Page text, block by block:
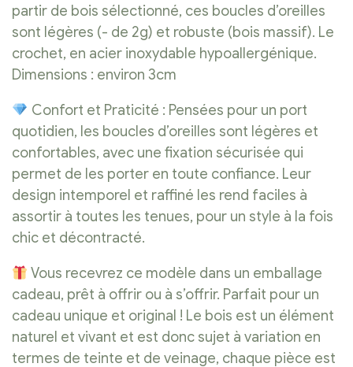
partir de bois sélectionné, ces boucles d’oreilles
sont légères (- de 2g) et robuste (bois massif). Le
crochet, en acier inoxydable hypoallergénique.
Dimensions : environ 3cm
Confort et Praticité : Pensées pour un port
quotidien, les boucles d’oreilles sont légères et
confortables, avec une fixation sécurisée qui
permet de les porter en toute confiance. Leur
design intemporel et raffiné les rend faciles à
assortir à toutes les tenues, pour un style à la fois
chic et décontracté.
Vous recevrez ce modèle dans un emballage
cadeau, prêt à offrir ou à s’offrir. Parfait pour un
cadeau unique et original ! Le bois est un élément
naturel et vivant et est donc sujet à variation en
termes de teinte et de veinage, chaque pièce est